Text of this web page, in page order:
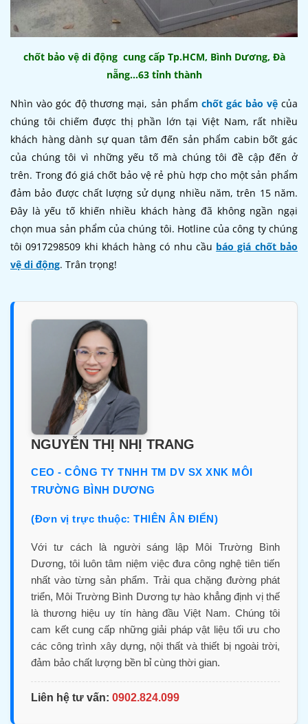
chốt bảo vệ di động cung cấp Tp.HCM, Bình Dương, Đà
nẵng...63 tỉnh thành
Nhìn vào góc độ thương mại, sản phẩm chốt gác bảo vệcủa
chúng tôi chiếm được thị phần lớn tại Việt Nam, rất nhiều
khách hàng dành sự quan tâm đến sản phẩm cabin bốt gác
của chúng tôi vì những yếu tố mà chúng tôi đề cập đến ở
trên. Trong đó giá chốt bảo vệ rẻ phù hợp cho một sản phẩm
đảm bảo được chất lượng sử dụng nhiều năm, trên 15 năm.
Đây là yếu tố khiến nhiều khách hàng đã không ngần ngại
chọn mua sản phẩm của chúng tôi. Hotline của công ty chúng
tôi 0917298509 khi khách hàng có nhu cầu báo giá chốt bảo
vệ di động. Trân trọng!
NGUYỄN THỊ NHỊ TRANG
CEO - CÔNG TY TNHH TM DV SX XNK MÔI
TRƯỜNG BÌNH DƯƠNG
(Đơn vị trực thuộc: THIÊN ÂN ĐIỂN)
Với tư cách là người sáng lập Môi Trường Bình
Dương, tôi luôn tâm niệm việc đưa công nghệ tiên tiến
nhất vào từng sản phẩm. Trải qua chặng đường phát
triển, Môi Trường Bình Dương tự hào khẳng định vị thế
là thương hiệu uy tín hàng đầu Việt Nam. Chúng tôi
cam kết cung cấp những giải pháp vật liệu tối ưu cho
các công trình xây dựng, nội thất và thiết bị ngoài trời,
đảm bảo chất lượng bền bỉ cùng thời gian.
Liên hệ tư vấn: 0902.824.099